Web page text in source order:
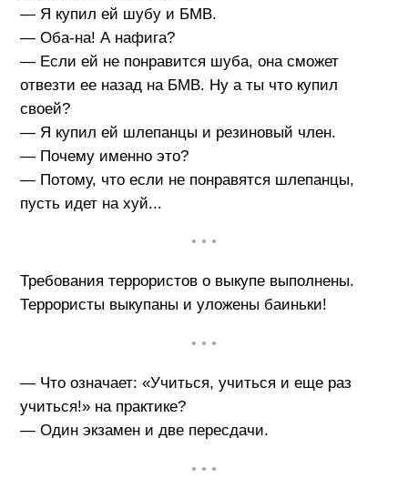
— Я купил ей шубу и БМВ.
— Оба-на! А нафига?
— Если ей не понравится шуба, она сможет
отвезти ее назад на БМВ. Ну а ты что купил
своей?
— Я купил ей шлепанцы и резиновый член.
— Почему именно это?
— Потому, что если не понравятся шлепанцы,
пусть идет на хуй...
• • •
Требования террористов о выкупе выполнены.
Террористы выкупаны и уложены баиньки!
• • •
— Что означает: «Учиться, учиться и еще раз
учиться!» на практике?
— Один экзамен и две пересдачи.
• • •